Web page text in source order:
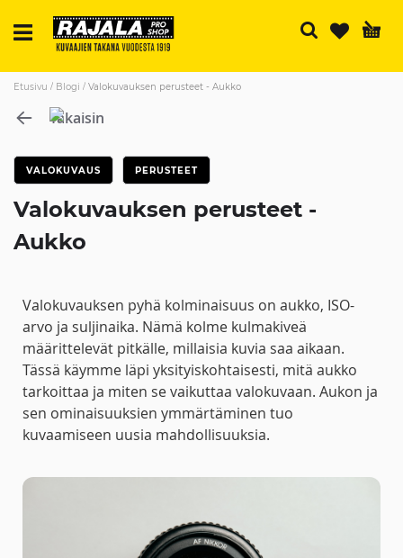
Etusivu Blogi Valokuvauksen perusteet - Aukko
Takaisin
VALOKUVAUS PERUSTEET
Valokuvauksen perusteet -
Aukko
Valokuvauksen pyhä kolminaisuus on aukko, ISO-
arvo ja suljinaika. Nämä kolme kulmakiveä
määrittelevät pitkälle, millaisia kuvia saa aikaan.
Tässä käymme läpi yksityiskohtaisesti, mitä aukko
tarkoittaa ja miten se vaikuttaa valokuvaan. Aukon ja
sen ominaisuuksien ymmärtäminen tuo
kuvaamiseen uusia mahdollisuuksia.